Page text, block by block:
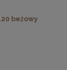
beżowy